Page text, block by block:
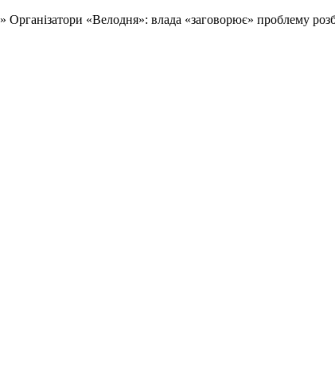
» Організатори «Велодня»: влада «заговорює» проблему